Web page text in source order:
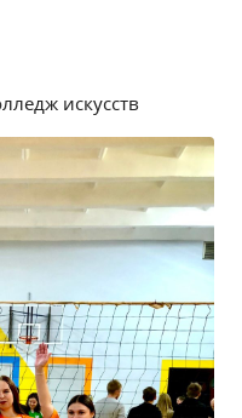
движение
площадка
ОРГАНИЗАЦИИ
искусств